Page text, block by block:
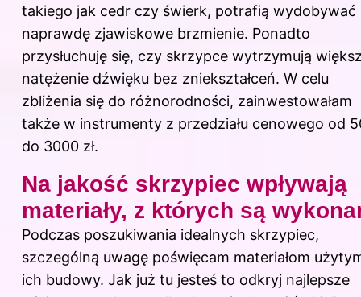
takiego jak cedr czy świerk, potrafią wydobywać
naprawdę zjawiskowe brzmienie. Ponadto
przysłuchuję się, czy skrzypce wytrzymują
natężenie dźwięku bez zniekształceń. W celu
zbliżenia się do różnorodności, zainwestowałam
także w instrumenty z przedziału cenowego od
do 3000 zł.
Na jakość skrzypiec wpływają
materiały, z których są
Podczas poszukiwania idealnych skrzypiec,
szczególną uwagę poświęcam materiałom
ich budowy. Jak już tu jesteś to odkryj najlepsze